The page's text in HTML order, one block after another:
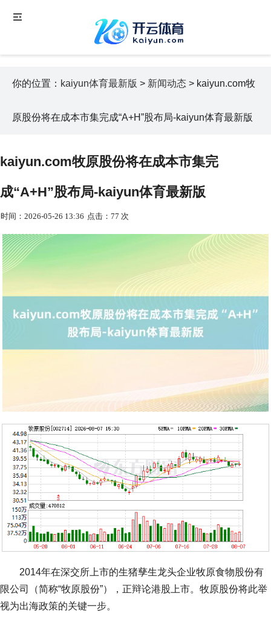
你的位置： kaiyun体育最新版 > 新闻动态 > kaiyun.com牧
原股份将在成本市集完成“A+H”股布局-kaiyun体育最新版
kaiyun.com牧原股份将在成本市集完
成“A+H”股布局-kaiyun体育最新版
时间：2026-05-26 13:36 点击：77 次
2014年在深交所上市的生猪孳生龙头企业牧原食物股份有
限公司（简称“牧原股份”），正辩论港股上市。牧原股份将此举
视为出海政策的关键一步。